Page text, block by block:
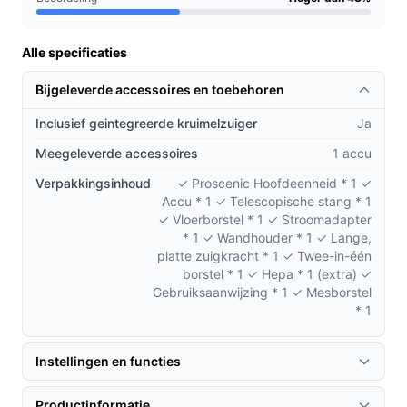
De Proscenic P2O Onepass onderscheidt zich door zijn
innovatieve functies:
Automatische stofdetectie:De sensor past de
waardoor u altijd de juiste kracht gebruikt.
Vouwbare buis:
Eenvoudig stofzuigen onder
meubels zonder te bukken, wat het gebruiksgemak
aanzienlijk vergroot in vergelijking met traditionele
Gemakkelijke opslag:De wandhouder en de
mogelijkheid om de stofzuiger verticaal te plaatsen
zonder steun maken het opbergen eenvoudig en
ruimtebesparend.
Gebruik & praktische tips
Alle specificaties
Bijgeleverde accessoires en toebehoren
Inclusief geintegreerde kruimelzuiger
Ja
Meegeleverde accessoires
1 accu
Verpakkingsinhoud
✓ Proscenic Hoofdeenheid * 1 ✓
Accu * 1 ✓ Telescopische stang * 1
✓ Vloerborstel * 1 ✓ Stroomadapter
* 1 ✓ Wandhouder * 1 ✓ Lange,
platte zuigkracht * 1 ✓ Twee-in-één
borstel * 1 ✓ Hepa * 1 (extra) ✓
Gebruiksaanwijzing * 1 ✓ Mesborstel
* 1
Instellingen en functies